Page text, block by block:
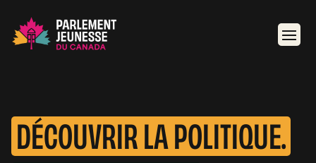
DÉCOUVRIR LA POLITIQUE.